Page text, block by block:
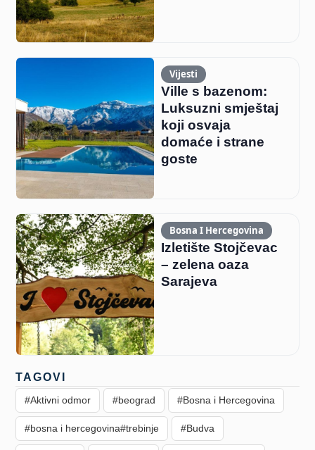
Vijesti
Ville s bazenom:
Luksuzni smještaj
koji osvaja
domaće i strane
goste
Bosna I Hercegovina
Izletište Stojčevac
– zelena oaza
Sarajeva
TAGOVI
#Aktivni odmor #beograd #Bosna i Hercegovina
#bosna i hercegovina#trebinje #Budva